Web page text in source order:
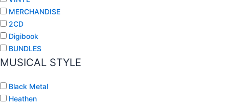
MERCHANDISE
2CD
Digibook
BUNDLES
MUSICAL STYLE
Black Metal
Heathen